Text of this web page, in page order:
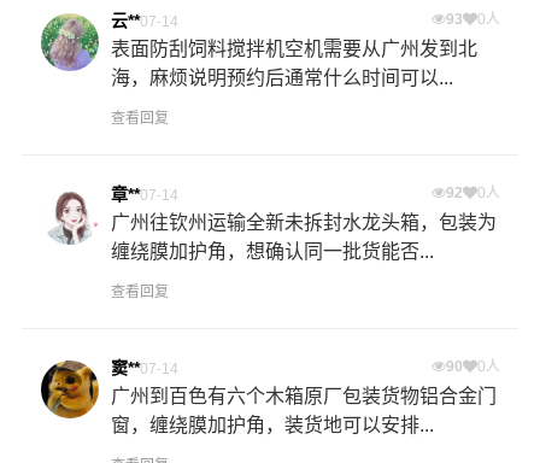
云**07-14 93 0人
表面防刮饲料搅拌机空机需要从广州发到北
海，麻烦说明预约后通常什么时间可以...
查看回复
章**07-14 92 0人
广州往钦州运输全新未拆封水龙头箱，包装为
缠绕膜加护角，想确认同一批货能否...
查看回复
窦**07-14 90 0人
广州到百色有六个木箱原厂包装货物铝合金门
窗，缠绕膜加护角，装货地可以安排...